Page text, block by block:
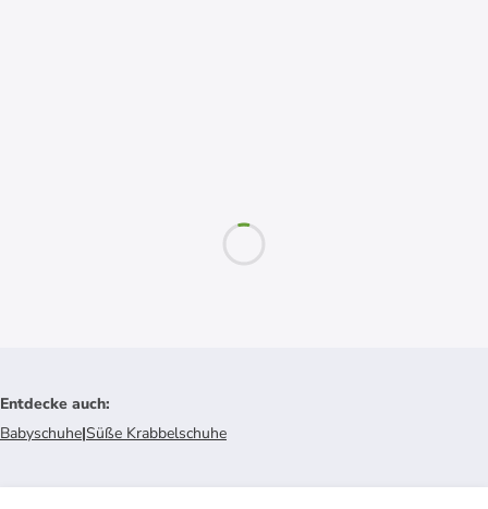
Entdecke auch:
Babyschuhe|Süße Krabbelschuhe